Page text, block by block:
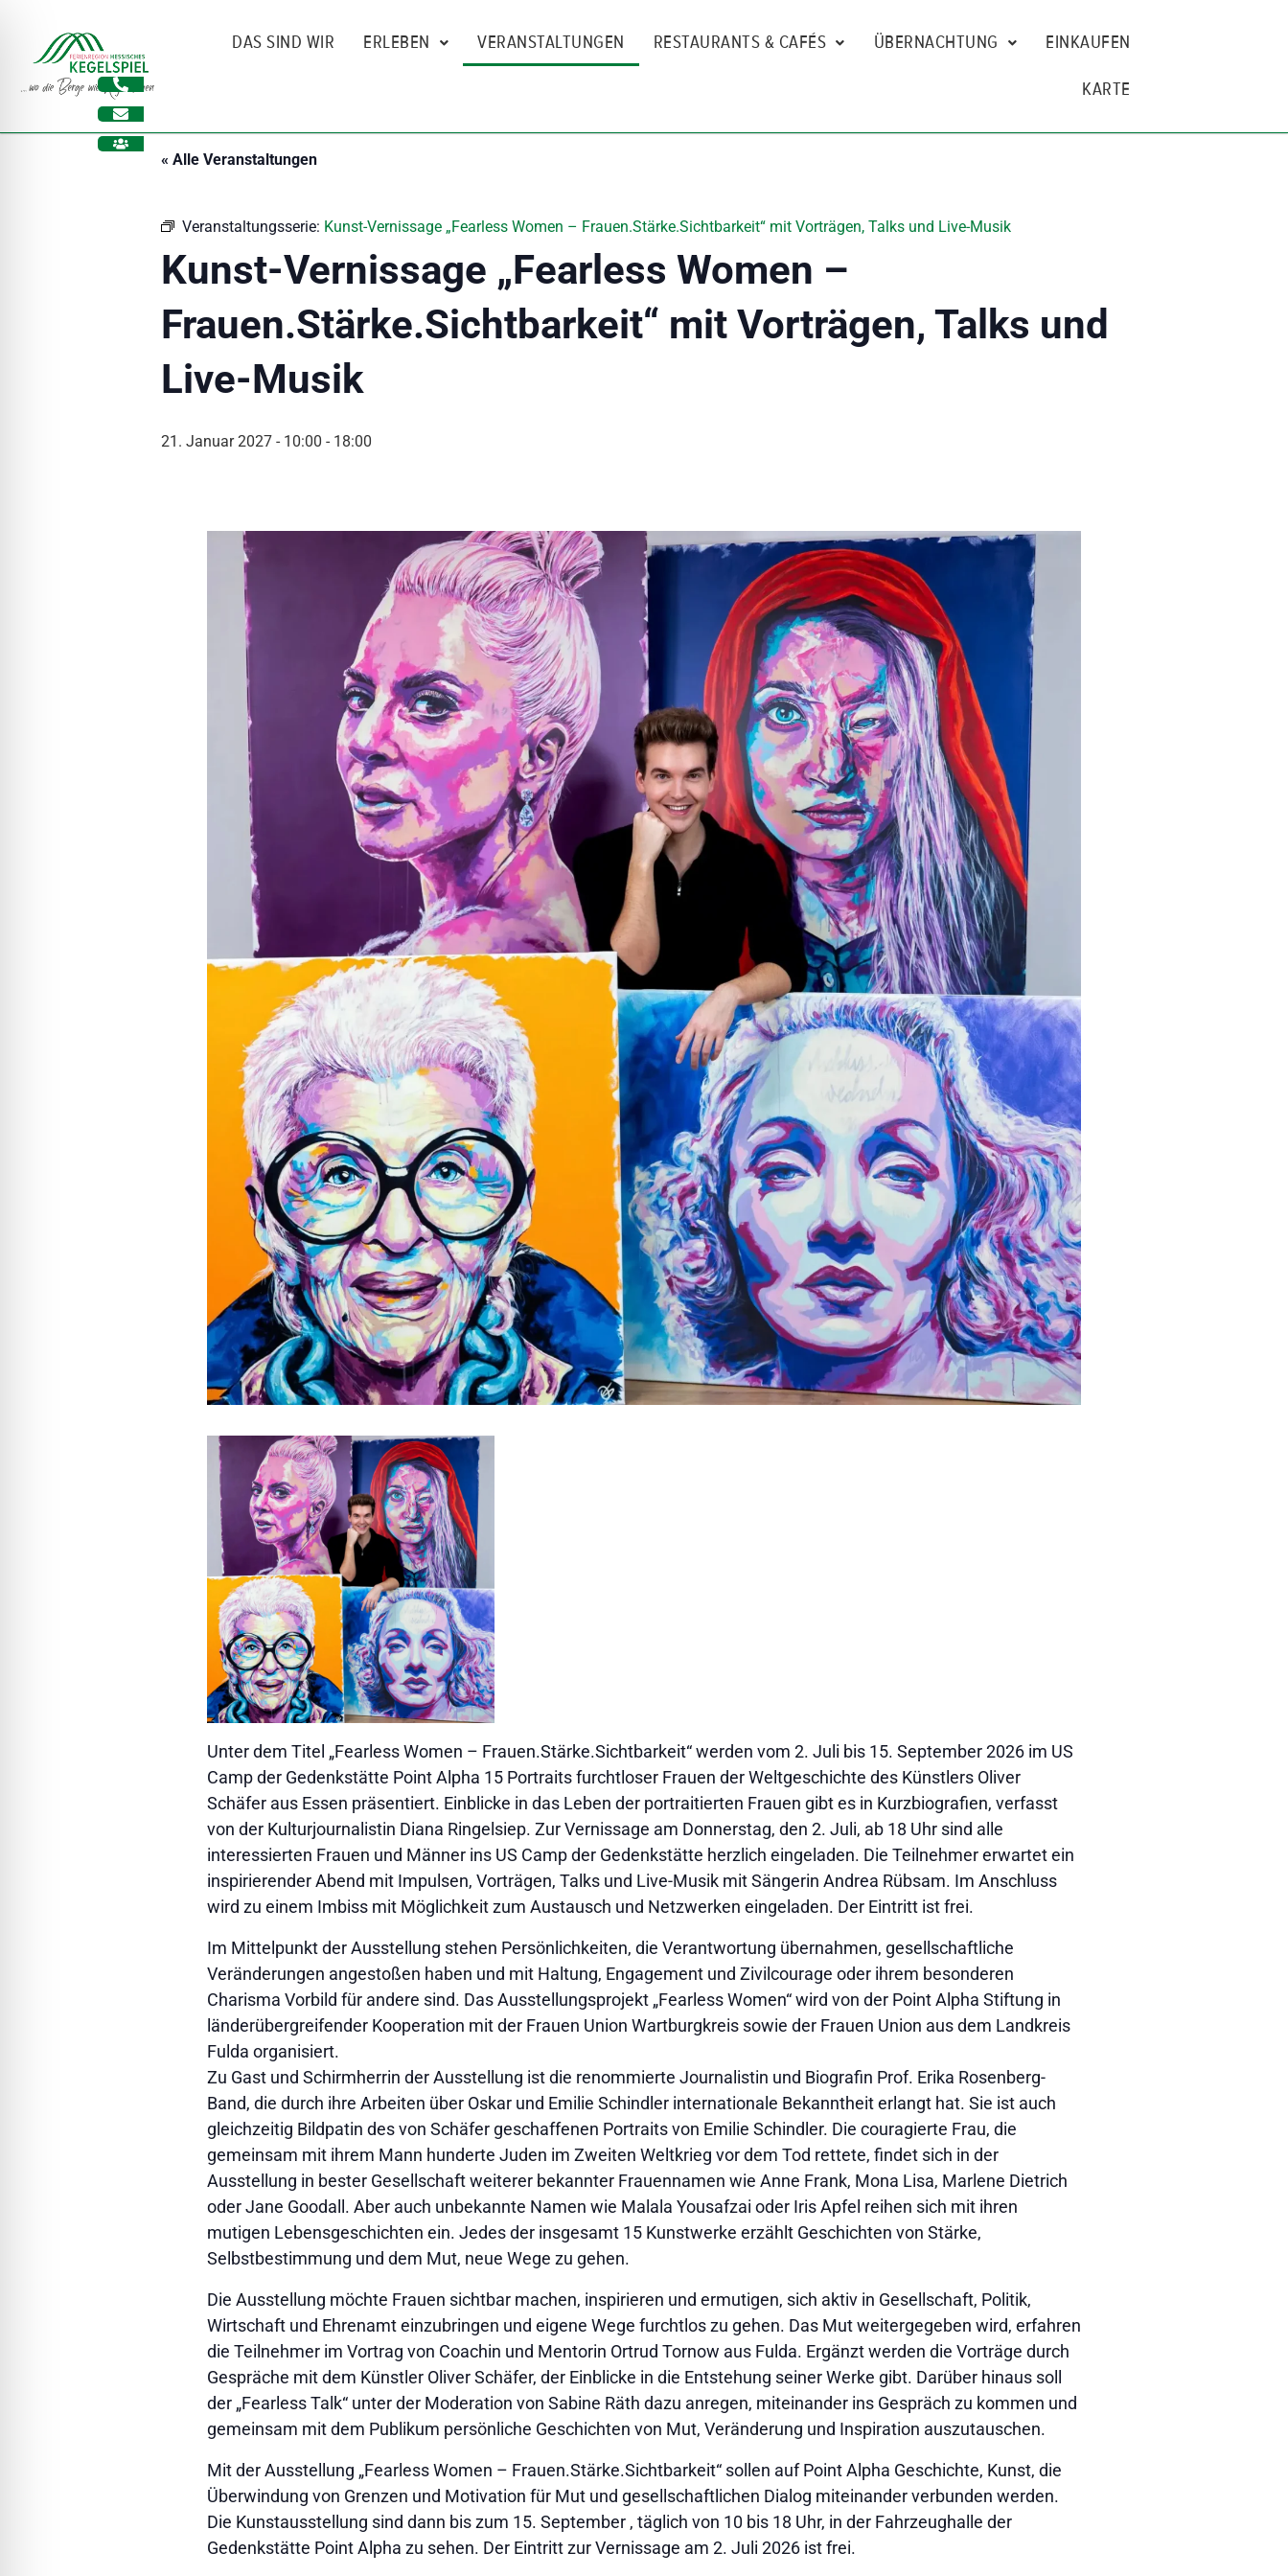
springen
DAS SIND WIR ERLEBEN VERANSTALTUNGEN RESTAURANTS & CAFÉS ÜBERNACHTUNG EINKAUFEN
KARTE
« Alle Veranstaltungen
Veranstaltungsserie: Kunst-Vernissage „Fearless Women – Frauen.Stärke.Sichtbarkeit“ mit Vorträgen, Talks und Live-Musik
Kunst-Vernissage „Fearless Women –
Frauen.Stärke.Sichtbarkeit“ mit Vorträgen, Talks und
Live-Musik
21. Januar 2027 - 10:00 - 18:00
Unter dem Titel „Fearless Women – Frauen.Stärke.Sichtbarkeit“ werden vom 2. Juli bis 15. September 2026 im US
Camp der Gedenkstätte Point Alpha 15 Portraits furchtloser Frauen der Weltgeschichte des Künstlers Oliver
Schäfer aus Essen präsentiert. Einblicke in das Leben der portraitierten Frauen gibt es in Kurzbiografien, verfasst
von der Kulturjournalistin Diana Ringelsiep. Zur Vernissage am Donnerstag, den 2. Juli, ab 18 Uhr sind alle
interessierten Frauen und Männer ins US Camp der Gedenkstätte herzlich eingeladen. Die Teilnehmer erwartet ein
inspirierender Abend mit Impulsen, Vorträgen, Talks und Live-Musik mit Sängerin Andrea Rübsam. Im Anschluss
wird zu einem Imbiss mit Möglichkeit zum Austausch und Netzwerken eingeladen. Der Eintritt ist frei.
Im Mittelpunkt der Ausstellung stehen Persönlichkeiten, die Verantwortung übernahmen, gesellschaftliche
Veränderungen angestoßen haben und mit Haltung, Engagement und Zivilcourage oder ihrem besonderen
Charisma Vorbild für andere sind. Das Ausstellungsprojekt „Fearless Women“ wird von der Point Alpha Stiftung in
länderübergreifender Kooperation mit der Frauen Union Wartburgkreis sowie der Frauen Union aus dem Landkreis
Fulda organisiert.
Zu Gast und Schirmherrin der Ausstellung ist die renommierte Journalistin und Biografin Prof. Erika Rosenberg-
Band, die durch ihre Arbeiten über Oskar und Emilie Schindler internationale Bekanntheit erlangt hat. Sie ist auch
gleichzeitig Bildpatin des von Schäfer geschaffenen Portraits von Emilie Schindler. Die couragierte Frau, die
gemeinsam mit ihrem Mann hunderte Juden im Zweiten Weltkrieg vor dem Tod rettete, findet sich in der
Ausstellung in bester Gesellschaft weiterer bekannter Frauennamen wie Anne Frank, Mona Lisa, Marlene Dietrich
oder Jane Goodall. Aber auch unbekannte Namen wie Malala Yousafzai oder Iris Apfel reihen sich mit ihren
mutigen Lebensgeschichten ein. Jedes der insgesamt 15 Kunstwerke erzählt Geschichten von Stärke,
Selbstbestimmung und dem Mut, neue Wege zu gehen.
Die Ausstellung möchte Frauen sichtbar machen, inspirieren und ermutigen, sich aktiv in Gesellschaft, Politik,
Wirtschaft und Ehrenamt einzubringen und eigene Wege furchtlos zu gehen. Das Mut weitergegeben wird, erfahren
die Teilnehmer im Vortrag von Coachin und Mentorin Ortrud Tornow aus Fulda. Ergänzt werden die Vorträge durch
Gespräche mit dem Künstler Oliver Schäfer, der Einblicke in die Entstehung seiner Werke gibt. Darüber hinaus soll
der „Fearless Talk“ unter der Moderation von Sabine Räth dazu anregen, miteinander ins Gespräch zu kommen und
gemeinsam mit dem Publikum persönliche Geschichten von Mut, Veränderung und Inspiration auszutauschen.
Mit der Ausstellung „Fearless Women – Frauen.Stärke.Sichtbarkeit“ sollen auf Point Alpha Geschichte, Kunst, die
Überwindung von Grenzen und Motivation für Mut und gesellschaftlichen Dialog miteinander verbunden werden.
Die Kunstausstellung sind dann bis zum 15. September , täglich von 10 bis 18 Uhr, in der Fahrzeughalle der
Gedenkstätte Point Alpha zu sehen. Der Eintritt zur Vernissage am 2. Juli 2026 ist frei.